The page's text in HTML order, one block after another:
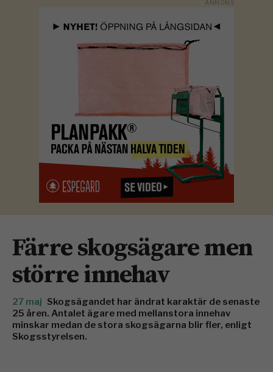
Färre skogsägare men
större innehav
27 maj Skogsägandet har ändrat karaktär de senaste
25 åren. Antalet ägare med mellanstora innehav
minskar medan de stora skogsägarna blir fler, enligt
Skogsstyrelsen.